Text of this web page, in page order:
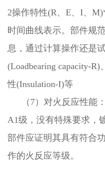
2操作特性(R、E、I、
时间曲线表示。部件规
息，通过计算操作还是
(Loadbearing capacity-
性(Insulation-I)等
（7）对火反应性能
A1级，没有特殊要求，
部件应证明其具有符合
作的火反应等级。